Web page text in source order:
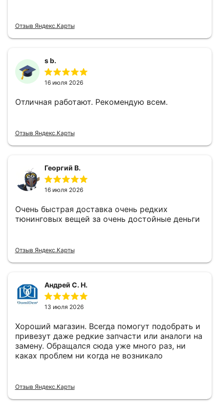
Отзыв Яндекс.Карты
s b.
16 июля 2026
Отличная работают. Рекомендую всем.
Отзыв Яндекс.Карты
Георгий В.
16 июля 2026
Очень быстрая доставка очень редких
тюнинговых вещей за очень достойные деньги
Отзыв Яндекс.Карты
Андрей С. Н.
13 июля 2026
Хороший магазин. Всегда помогут подобрать и
привезут даже редкие запчасти или аналоги на
замену. Обращался сюда уже много раз, ни
каках проблем ни когда не возникало
Отзыв Яндекс.Карты